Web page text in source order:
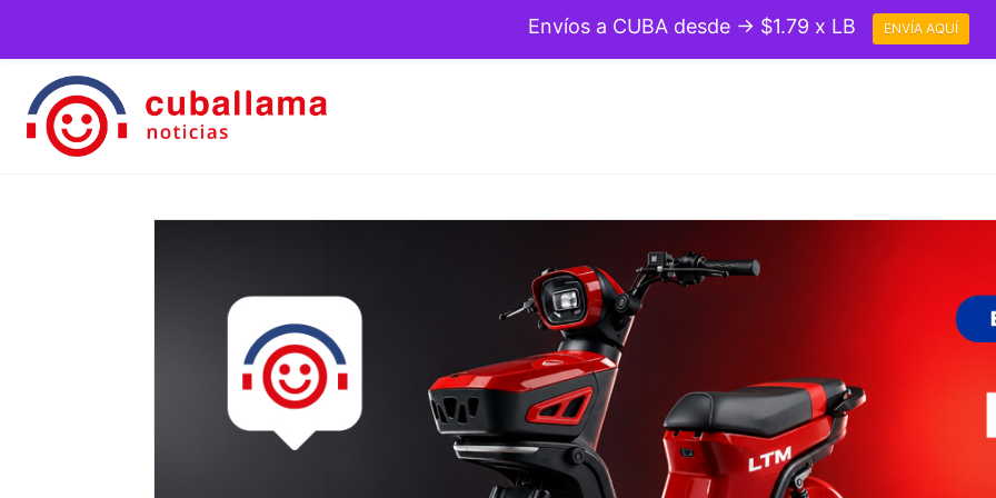
Envíos a CUBA desde → $1.79 x LB ENVÍA AQUÍ